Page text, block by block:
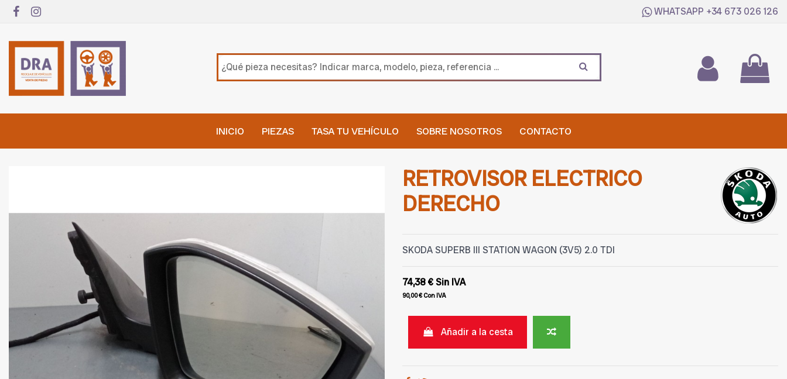
WHATSAPP +34 673 026 126
INICIO PIEZAS TASA TU VEHÍCULO SOBRE NOSOTROS CONTACTO
RETROVISOR ELECTRICO
DERECHO
SKODA SUPERB III STATION WAGON (3V5) 2.0 TDI
74,38 €Sin IVA
90,00 €Con IVA
Añadir a la cesta